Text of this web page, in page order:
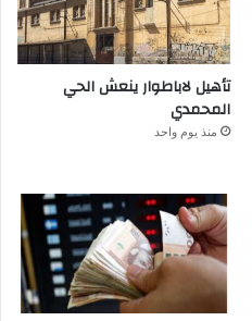
تأهيل لاباطوار ينعش الحي
المحمدي
منذ يوم واحد